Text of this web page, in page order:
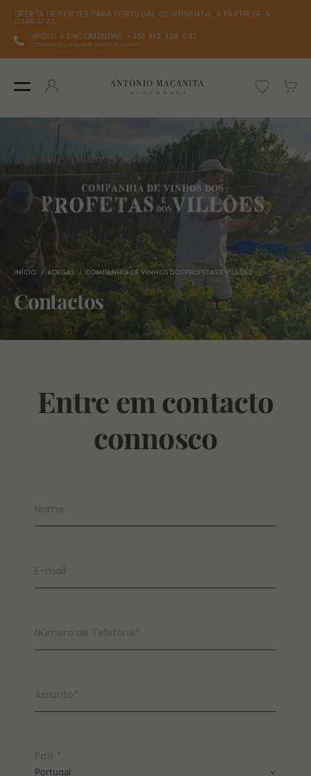
OFERTA DE PORTES PARA PORTUGAL CONTINENTAL A PARTIR DE 6
GARRAFAS.
APOIO A ENCOMENDAS: +351 912 328 642
Chamada para rede móvel nacional
INÍCIO ADEGAS COMPANHIA DE VINHOS DOS PROFETAS E VILLÕES
Contactos
Entre em contacto
connosco
Nome
E-mail
Número de Telefone*
Assunto*
Portugal
País *